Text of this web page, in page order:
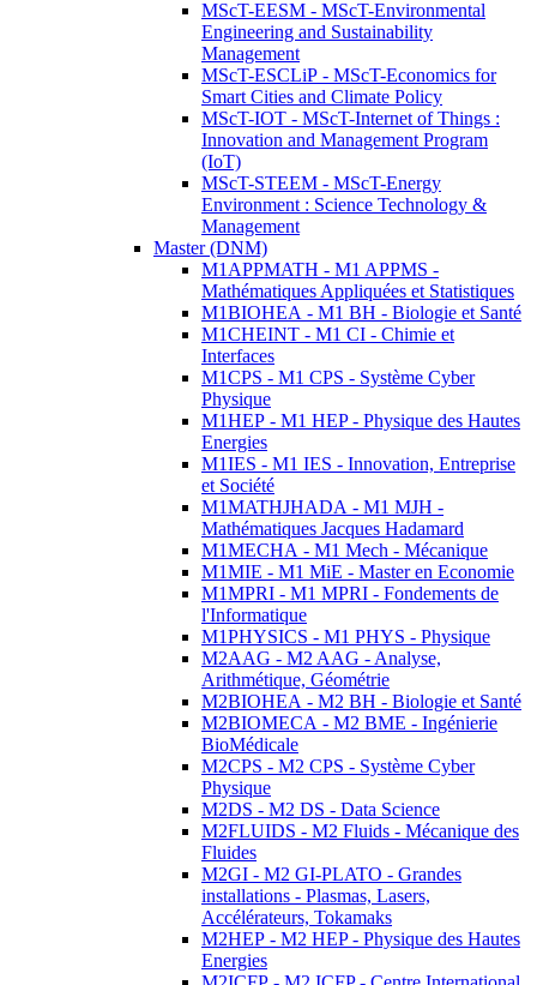
MScT-EESM - MScT-Environmental
Engineering and Sustainability
Management
MScT-ESCLiP - MScT-Economics for
Smart Cities and Climate Policy
MScT-IOT - MScT-Internet of Things :
Innovation and Management Program
(IoT)
MScT-STEEM - MScT-Energy
Environment : Science Technology &
Management
Master (DNM)
M1APPMATH - M1 APPMS -
Mathématiques Appliquées et Statistiques
M1BIOHEA - M1 BH - Biologie et Santé
M1CHEINT - M1 CI - Chimie et
Interfaces
M1CPS - M1 CPS - Système Cyber
Physique
M1HEP - M1 HEP - Physique des Hautes
Energies
M1IES - M1 IES - Innovation, Entreprise
et Société
M1MATHJHADA - M1 MJH -
Mathématiques Jacques Hadamard
M1MECHA - M1 Mech - Mécanique
M1MIE - M1 MiE - Master en Economie
M1MPRI - M1 MPRI - Fondements de
l'Informatique
M1PHYSICS - M1 PHYS - Physique
M2AAG - M2 AAG - Analyse,
Arithmétique, Géométrie
M2BIOHEA - M2 BH - Biologie et Santé
M2BIOMECA - M2 BME - Ingénierie
BioMédicale
M2CPS - M2 CPS - Système Cyber
Physique
M2DS - M2 DS - Data Science
M2FLUIDS - M2 Fluids - Mécanique des
Fluides
M2GI - M2 GI-PLATO - Grandes
installations - Plasmas, Lasers,
Accélérateurs, Tokamaks
M2HEP - M2 HEP - Physique des Hautes
Energies